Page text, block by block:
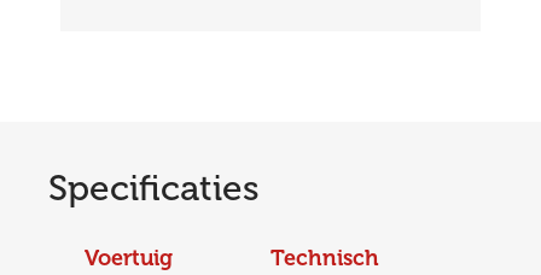
Specificaties
Voertuig Technisch